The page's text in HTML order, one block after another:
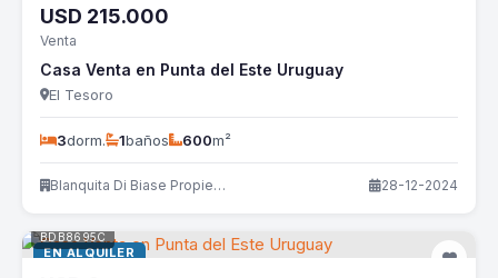
USD 215.000
Venta
Casa Venta en Punta del Este Uruguay
El Tesoro
3dorm. 1baños 600m²
Blanquita Di Biase Propiedades 28-12-2024
EN ALQUILER
BDB8695C